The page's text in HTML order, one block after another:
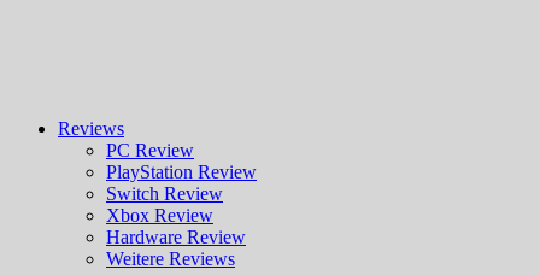
Reviews
PC Review
PlayStation Review
Switch Review
Xbox Review
Hardware Review
Weitere Reviews